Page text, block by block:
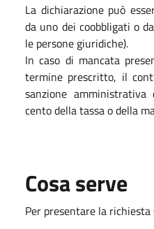
La dichiarazione può
da uno dei coobbligati o
le persone giuridiche).
In caso di mancata
termine prescritto, il
sanzione
cento della tassa o della
Cosa serve
Per presentare la richiesta